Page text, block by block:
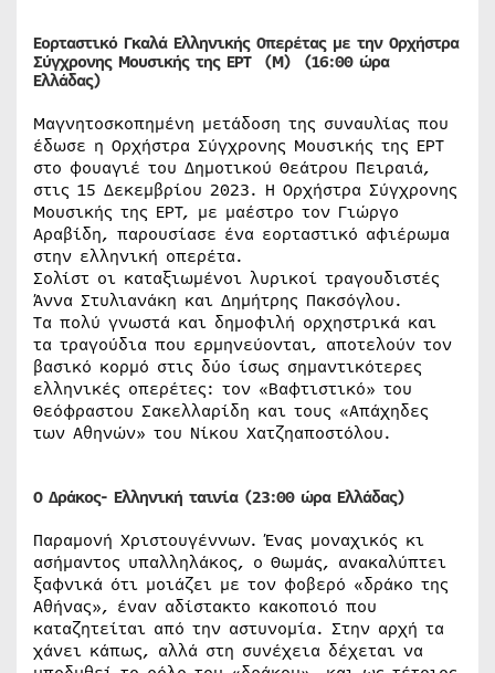
Εορταστικό Γκαλά Ελληνικής Οπερέτας με την Ορχήστρα
Σύγχρονης Μουσικής της ΕΡΤ (M) (16:00 ώρα
Ελλάδας)
Μαγνητοσκοπημένη μετάδοση της συναυλίας που
έδωσε η Ορχήστρα Σύγχρονης Μουσικής της ΕΡΤ
στο φουαγιέ του Δημοτικού Θεάτρου Πειραιά,
στις 15 Δεκεμβρίου 2023. Η Ορχήστρα Σύγχρονης
Μουσικής της ΕΡΤ, με μαέστρο τον Γιώργο
Αραβίδη, παρουσίασε ένα εορταστικό αφιέρωμα
στην ελληνική οπερέτα.
Σολίστ οι καταξιωμένοι λυρικοί τραγουδιστές
Άννα Στυλιανάκη και Δημήτρης Πακσόγλου.
Τα πολύ γνωστά και δημοφιλή ορχηστρικά και
τα τραγούδια που ερμηνεύονται, αποτελούν τον
βασικό κορμό στις δύο ίσως σημαντικότερες
ελληνικές οπερέτες: τον «Βαφτιστικό» του
Θεόφραστου Σακελλαρίδη και τους «Απάχηδες
των Αθηνών» του Νίκου Χατζηαποστόλου.
Ο Δράκος- Ελληνική ταινία (23:00 ώρα Ελλάδας)
Παραμονή Χριστουγέννων. Ένας μοναχικός κι
ασήμαντος υπαλληλάκος, ο Θωμάς, ανακαλύπτει
ξαφνικά ότι μοιάζει με τον φοβερό «δράκο της
Αθήνας», έναν αδίστακτο κακοποιό που
καταζητείται από την αστυνομία. Στην αρχή τα
χάνει κάπως, αλλά στη συνέχεια δέχεται να